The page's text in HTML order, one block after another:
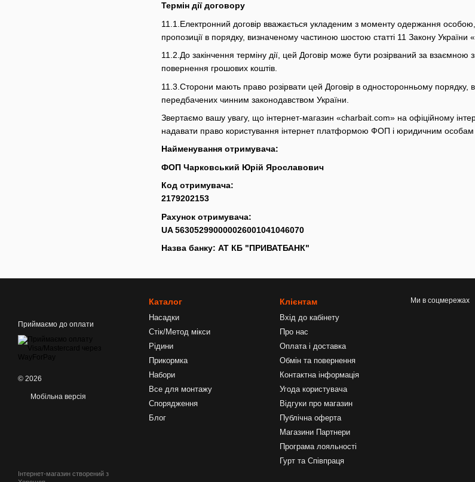
Термін дії договору
11.1.Електронний договір вважається укладеним з моменту одержання особою,
пропозиції в порядку, визначеному частиною шостою статті 11 Закону України
11.2.До закінчення терміну дії, цей Договір може бути розірваний за
повернення грошових коштів.
11.3.Сторони мають право розірвати цей Договір в односторонньому порядку,
передбачених чинним законодавством України.
Звертаємо вашу увагу, що інтернет-магазин «charbait.com» на офіційному
надавати право користування інтернет платформою ФОП і юридичним особам
Найменування отримувача:
ФОП Чарковський Юрій Ярославович
Код отримувача:
2179202153
Рахунок отримувача:
UA 563052990000026001041046070
Назва банку: АТ КБ "ПРИВАТБАНК"
Приймаємо до оплати
© 2026
Мобільна версія
Інтернет-магазин створений з
Каталог
Насадки
Стік/Метод мікси
Рідини
Прикормка
Набори
Все для монтажу
Спорядження
Блог
Клієнтам
Вхід до кабінету
Про нас
Оплата і доставка
Обмін та повернення
Контактна інформація
Угода користувача
Відгуки про магазин
Публічна оферта
Магазини Партнери
Програма лояльності
Гурт та Співпраця
Ми в соцмережах